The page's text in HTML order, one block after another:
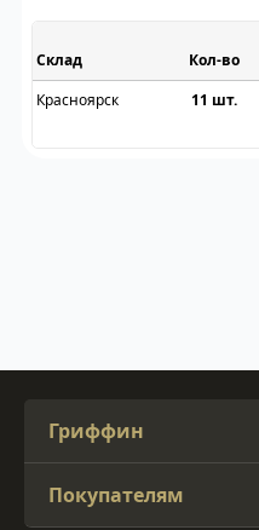
Склад
Красноярск
11 шт.
Гриффин
Покупателям